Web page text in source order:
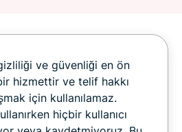
ve güvenliği en ön
hizmettir ve telif hakkı
için kullanılamaz.
hiçbir kullanıcı